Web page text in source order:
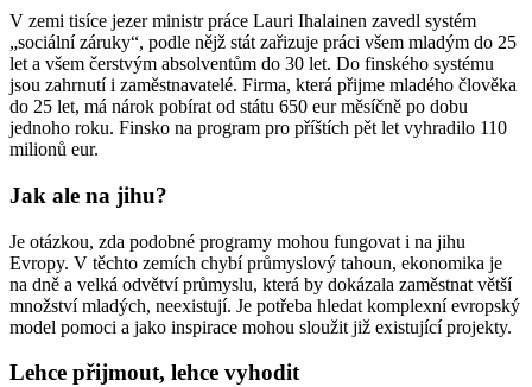
V zemi tisíce jezer ministr práce Lauri Ihalainen zavedl systém
„sociální záruky“, podle nějž stát zařizuje práci všem mladým do 25
let a všem čerstvým absolventům do 30 let. Do finského systému
jsou zahrnutí i zaměstnavatelé. Firma, která přijme mladého člověka
do 25 let, má nárok pobírat od státu 650 eur měsíčně po dobu
jednoho roku. Finsko na program pro příštích pět let vyhradilo 110
milionů eur.
Jak ale na jihu?
Je otázkou, zda podobné programy mohou fungovat i na jihu
Evropy. V těchto zemích chybí průmyslový tahoun, ekonomika je
na dně a velká odvětví průmyslu, která by dokázala zaměstnat větší
množství mladých, neexistují. Je potřeba hledat komplexní evropský
model pomoci a jako inspirace mohou sloužit již existující projekty.
Lehce přijmout, lehce vyhodit